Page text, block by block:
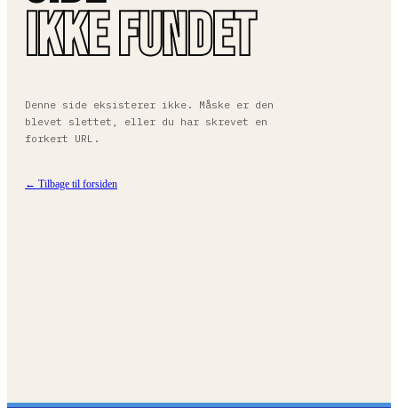
ikke fundet
Denne side eksisterer ikke. Måske er den
blevet slettet, eller du har skrevet en
forkert URL.
← Tilbage til forsiden